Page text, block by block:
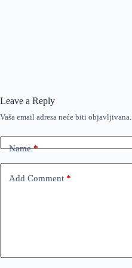
Leave a Reply
Vaša email adresa neće biti objavljivana.
Name*
Add Comment *